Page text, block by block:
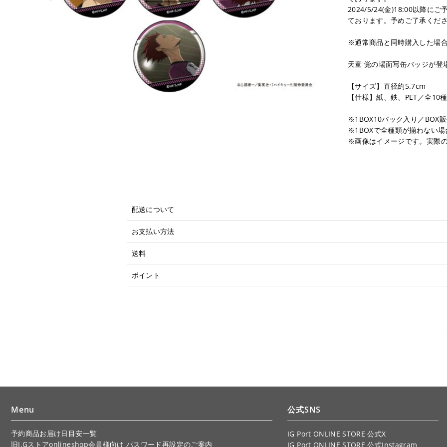
2024/5/24(金)18:00以降にご
ております。予めご了承くだ
※通常商品と同時購入した場
天童 覚の場面写缶バッジが
【サイズ】直径約5.7cm
【仕様】紙、鉄、PET／全10種
※1BOX10パック入り／BOX
※1BOXで全種類が揃わない
※画像はイメージです。実際
配送について
お支払い方法
送料
ポイント
Menu
予約商品お届け日目安一覧
旧I.Gストアonlineshop会員様向け パスワード再設定のご案内
公式SNS
IG Port ONLINE STORE 公式X
IG Port ONLINE STORE 公式Instagram